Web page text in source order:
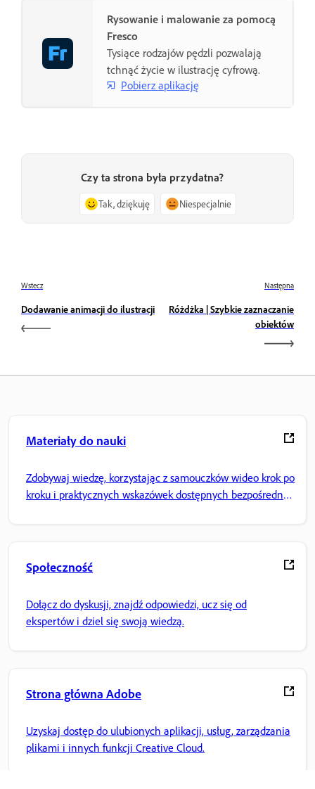
Rysowanie i malowanie za pomocą
Fresco
Tysiące rodzajów pędzli pozwalają
tchnąć życie w ilustrację cyfrową.
Pobierz aplikację
Czy ta strona była przydatna?
Tak, dziękuję Niespecjalnie
Wstecz
Dodawanie animacji do ilustracji
Następna
Różdżka | Szybkie zaznaczanie
obiektów
Materiały do nauki
Zdobywaj wiedzę, korzystając z samouczków wideo krok po
kroku i praktycznych wskazówek dostępnych bezpośrednio
Społeczność
Dołącz do dyskusji, znajdź odpowiedzi, ucz się od
ekspertów i dziel się swoją wiedzą.
Strona główna Adobe
Uzyskaj dostęp do ulubionych aplikacji, usług, zarządzania
plikami i innych funkcji Creative Cloud.